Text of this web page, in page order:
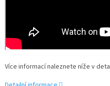
Více informací naleznete níže v